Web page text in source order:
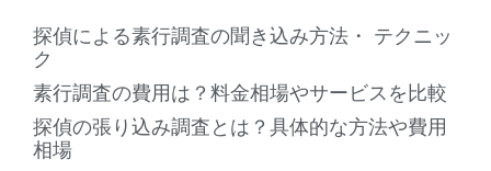
探偵による素行調査の聞き込み方法・ テクニッ
ク
素行調査の費用は？料金相場やサービスを比較
探偵の張り込み調査とは？具体的な方法や費用
相場